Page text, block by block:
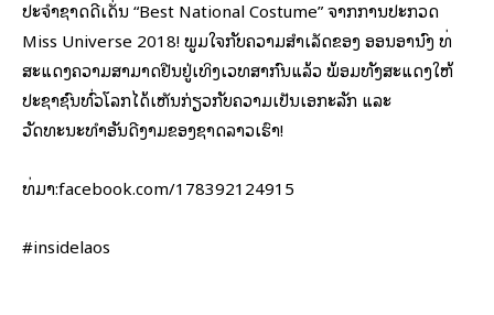
ປະຈຳຊາດດີເດັ່ນ “Best National Costume” ຈາກການປະກວດ
Miss Universe 2018! ພູມໃຈກັບຄວາມສຳເລັດຂອງ ອອນອານົງ ທີ່
ສະແດງຄວາມສາມາດຢືນຢູ່ເທິງເວທີສາກົນແລ້ວ ພ້ອມທັງສະແດງໃຫ້
ປະຊາຊົນທົ່ວໂລກໄດ້ເຫັນກ່ຽວກັບຄວາມເປັນເອກະລັກ ແລະ
ວັດທະນະທຳອັນດີງາມຂອງຊາດລາວເຮົາ!
ທີ່​ມາ:facebook.com/178392124915
#insidelaos